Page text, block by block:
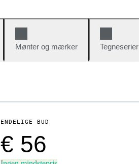
Mønter og mærker Tegneserier
ENDELIGE BUD
€ 56